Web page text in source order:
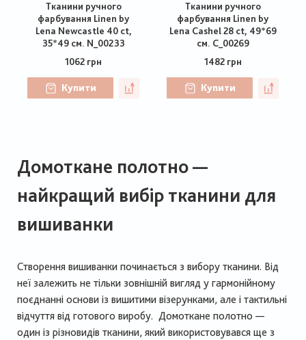
Тканини ручного
фарбування Linen by
Lena Newcastle 40 ct,
35*49 см. N_00233
1062 грн
Купити
Тканини ручного
фарбування Linen by
Lena Cashel 28 ct, 49*69
см. C_00269
1482 грн
Купити
Домоткане полотно —
найкращий вибір тканини для
вишиванки
Створення вишиванки починається з вибору тканини. Від
неї залежить не тільки зовнішній вигляд у гармонійному
поєднанні основи із вишитими візерунками, але і тактильні
відчуття від готового виробу. Домоткане полотно —
один із різновидів тканини, який використовувався ще з